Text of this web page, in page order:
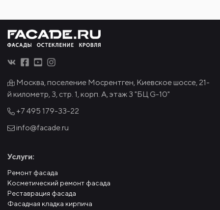
Москва, поселение Мосрентген, Киевское шоссе, 21-
й километр, 3, стр. 1, корп. А, этаж 3 "БЦ G-10"
+7 495 179-33-22
info@facade.ru
Услуги:
Ремонт фасада
Косметический ремонт фасада
Реставрация фасада
Фасадная кладка кирпича